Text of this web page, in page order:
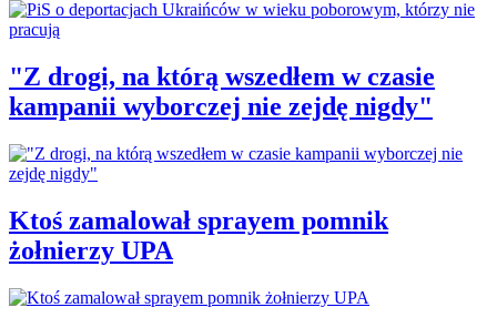
"Z drogi, na którą wszedłem w czasie
kampanii wyborczej nie zejdę nigdy"
Ktoś zamalował sprayem pomnik
żołnierzy UPA